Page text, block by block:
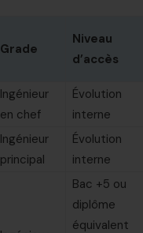
Grade
Niveau
d’accès
Ingénieur
en chef
Évolution
interne
Ingénieur
principal
Évolution
interne
Bac +5 ou
diplôme
équivalent